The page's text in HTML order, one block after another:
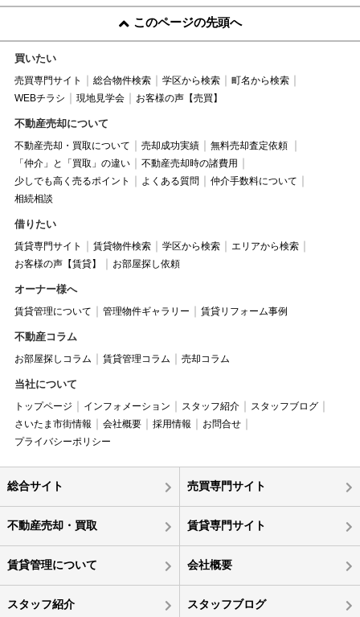
このページの先頭へ
買いたい
売買専門サイト 総合物件検索 学区から検索
町名から検索
WEBチラシ
現地見学会 お客様の声【売買】
不動産売却について
不動産売却・買取について 売却成功実績
無料売却査定依頼
「仲介」と「買取」の違い
不動産売却時の諸費用
少しでも高く売るポイント
よくある質問
仲介手数料について
相続相談
借りたい
賃貸専門サイト 賃貸物件検索 学区から検索
エリアから検索
お客様の声【賃貸】
お部屋探し依頼
オーナー様へ
賃貸管理について 管理物件ギャラリー 賃貸リフォーム事例
不動産コラム
お部屋探しコラム 賃貸管理コラム 売却コラム
当社について
トップページ インフォメーション スタッフ紹介
スタッフブログ
さいたま市街情報
会社概要 採用情報
お問合せ
プライバシーポリシー
総合サイト 売買専門サイト
不動産売却・買取 賃貸専門サイト
賃貸管理について 会社概要
スタッフ紹介 スタッフブログ